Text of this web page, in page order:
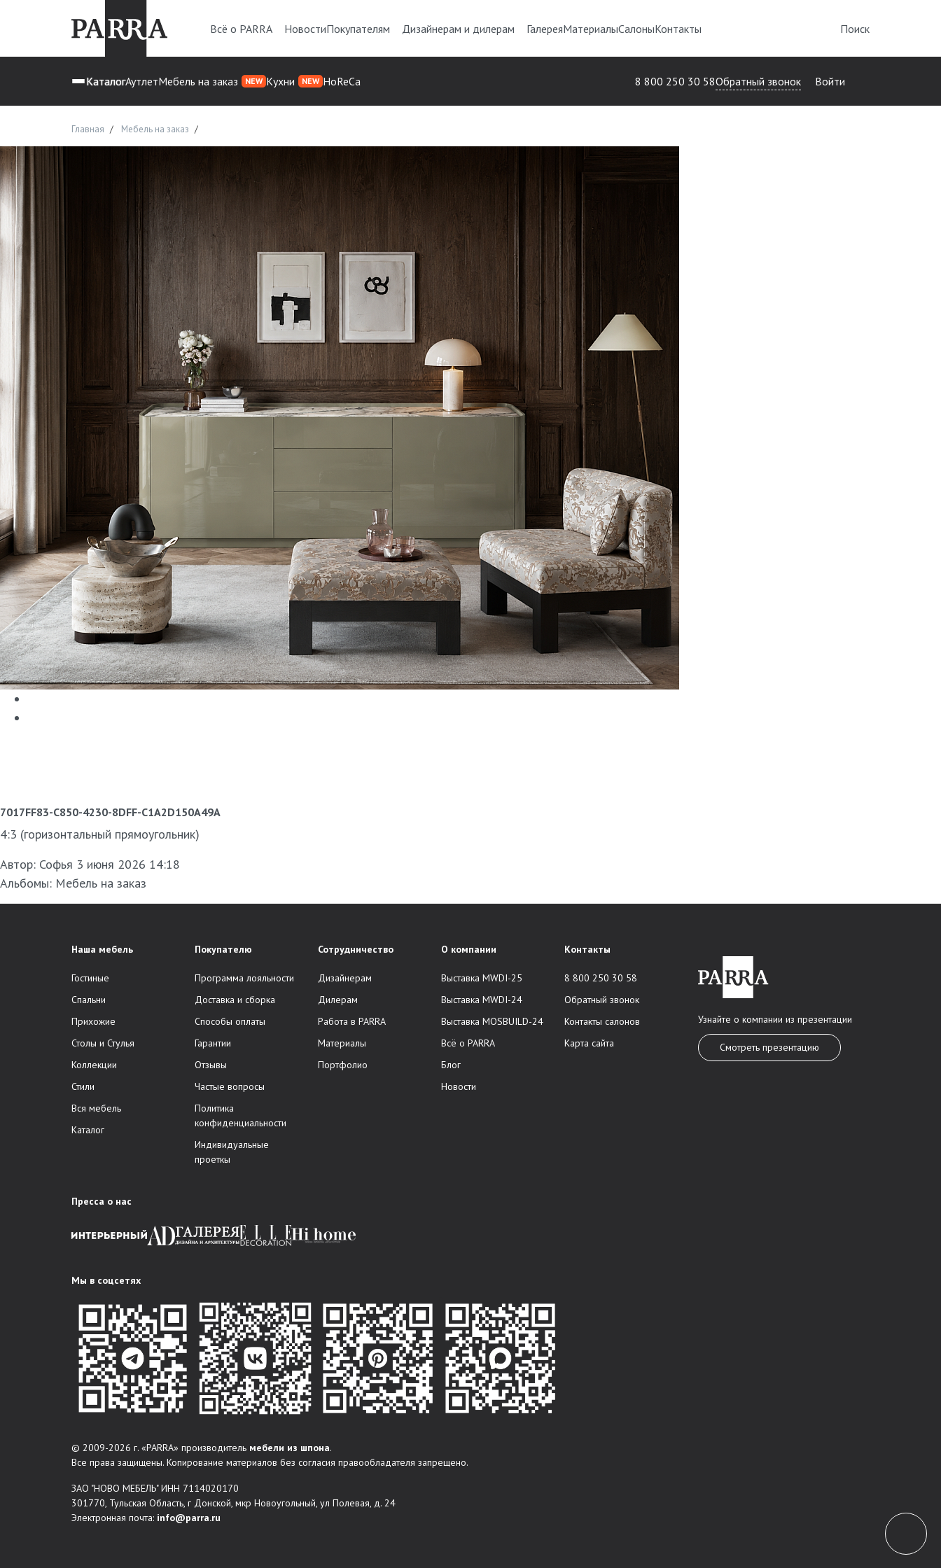
Всё о PARRA НовостиПокупателям Дизайнерам и дилерам ГалереяМатериалыСалоныКонтакты Поиск
КаталогАутлетМебель на заказ NEW Кухни NEW HoReCa 8 800 250 30 58Обратный звонок Войти
Главная Мебель на заказ
7017FF83-C850-4230-8DFF-C1A2D150A49A
4:3 (горизонтальный прямоугольник)
Автор: Софья 3 июня 2026 14:18
Альбомы: Мебель на заказ
Наша мебель
Гостиные
Спальни
Прихожие
Столы и Стулья
Коллекции
Стили
Вся мебель
Каталог
Покупателю
Программа лояльности
Доставка и сборка
Способы оплаты
Гарантии
Отзывы
Частые вопросы
Политика
конфиденциальности
Индивидуальные
проеткы
Сотрудничество
Дизайнерам
Дилерам
Работа в PARRA
Материалы
Портфолио
О компании
Выставка MWDI-25
Выставка MWDI-24
Выставка MOSBUILD-24
Всё о PARRA
Блог
Новости
Контакты
8 800 250 30 58
Обратный звонок
Контакты салонов
Карта сайта
Узнайте о компании из презентации
Смотреть презентацию
Пресса о нас
Мы в соцсетях
© 2009-2026 г. «PARRA» производитель мебели из шпона.
Все права защищены. Копирование материалов без согласия правообладателя запрещено.
ЗАО "НОВО МЕБЕЛЬ" ИНН 7114020170
301770, Тульская Область, г Донской, мкр Новоугольный, ул Полевая, д. 24
Электронная почта: info@parra.ru